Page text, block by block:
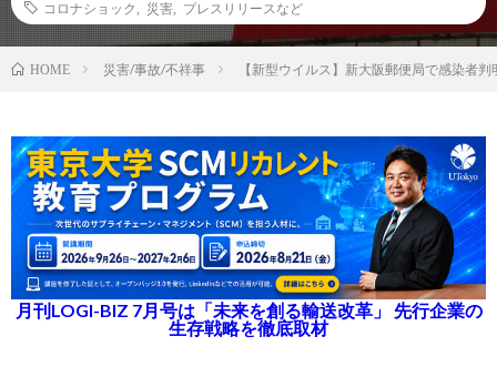
コロナショック
災害 プレスリリースなど
HOME 災害/事故/不祥事 【新型ウイルス】新大阪郵便局で感染者
月刊LOGI-BIZ 7月号は「未来を創る輸送改革」 先行企業の
生存戦略を徹底取材